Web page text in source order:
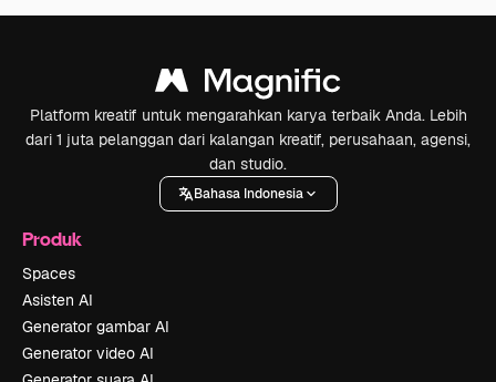
Platform kreatif untuk mengarahkan karya terbaik Anda. Lebih
dari 1 juta pelanggan dari kalangan kreatif, perusahaan, agensi,
dan studio.
Bahasa Indonesia
Produk
Spaces
Asisten AI
Generator gambar AI
Generator video AI